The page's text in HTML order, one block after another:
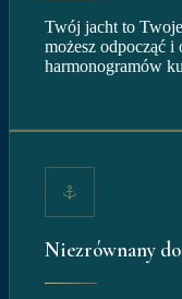
Twój jacht to
możesz odpocząć
harmonogramów
Niezrównany